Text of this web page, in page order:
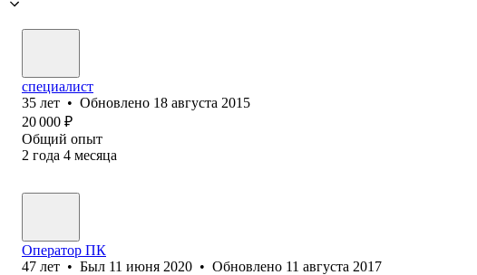
специалист
35 лет • Обновлено 18 августа 2015
20 000 ₽
Общий опыт
2 года 4 месяца
Оператор ПК
47 лет • Был 11 июня 2020 • Обновлено 11 августа 2017